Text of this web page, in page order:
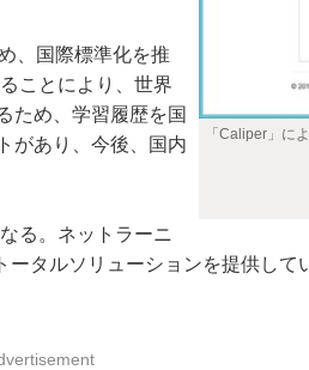
「Caliper」に
、国際標準化を推
ことにより、世界
ため、学習履歴を国
があり、今後、国内
る。ネットラーニ
タルソリューションを提供して